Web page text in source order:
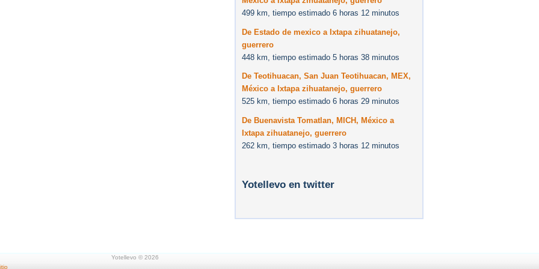
499 km, tiempo estimado 6 horas 12 minutos
De Estado de mexico a Ixtapa zihuatanejo,
guerrero
448 km, tiempo estimado 5 horas 38 minutos
De Teotihuacan, San Juan Teotihuacan, MEX,
México a Ixtapa zihuatanejo, guerrero
525 km, tiempo estimado 6 horas 29 minutos
De Buenavista Tomatlan, MICH, México a
Ixtapa zihuatanejo, guerrero
262 km, tiempo estimado 3 horas 12 minutos
Yotellevo en twitter
Yotellevo © 2026